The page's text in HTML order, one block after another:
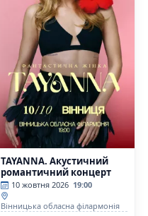
TAYANNA. Акустичний
романтичний концерт
10 жовтня 2026 19:00
Вінницька обласна філармонія